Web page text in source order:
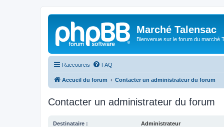
Marché Talensac
Bienvenue sur le forum du marché
Raccourcis FAQ
Accueil du forum Contacter un administrateur du forum
Contacter un administrateur du forum
Destinataire : Administrateur